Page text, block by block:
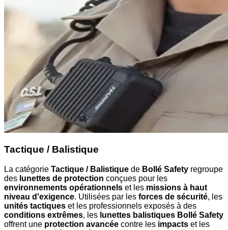
Tactique / Balistique
La catégorie Tactique / Balistique de Bollé Safety regroupe
des lunettes de protection conçues pour les
environnements opérationnels et les missions à haut
niveau d'exigence. Utilisées par les forces de sécurité, les
unités tactiques et les professionnels exposés à des
conditions extrêmes, les lunettes balistiques Bollé Safety
offrent une protection avancée contre les impacts et les